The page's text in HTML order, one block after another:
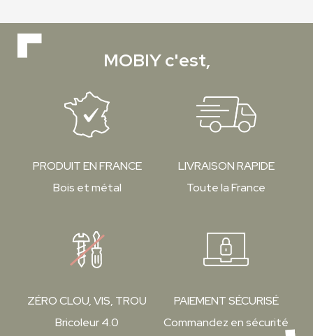
MOBIY c'est,
PRODUIT EN FRANCE
Bois et métal
LIVRAISON RAPIDE
Toute la France
ZÉRO CLOU, VIS, TROU
Bricoleur 4.0
PAIEMENT SÉCURISÉ
Commandez en sécurité